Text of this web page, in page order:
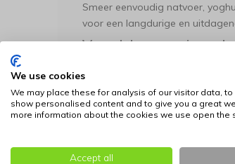
Smeer eenvoudig natvoer,
voor een langdurige en
Voordelen voor jouw
endorfine, wat een
angst in de bench,
Voorkomt Schrokken: Te
overgewicht. Deze
eetgewoonten stimuleert.
We use cookies
We may place these for analysis of our visitor data,
show personalised content and to give you a great
more information about the cookies we use open the
Accept all